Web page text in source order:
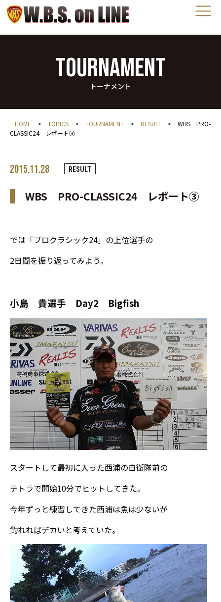
TOURNAMENT
トーナメント
HOME > TOPICS > TOURNAMENT > RESULT >
WBS PRO-
CLASSIC24 レポート③
2015.11.28 RESULT
WBS PRO-CLASSIC24 レポート③
では「プロクラシック24」の上位選手の
2日間を振り返ってみよう。
小島 貴選手 Day2 Bigfish
スタートして最初に入った西浦の自衛隊前の
テトラで開始10分でヒットしてきた。
今年ずっと練習してきた西浦は魚は少ないが
釣れればデカいと考えていた。